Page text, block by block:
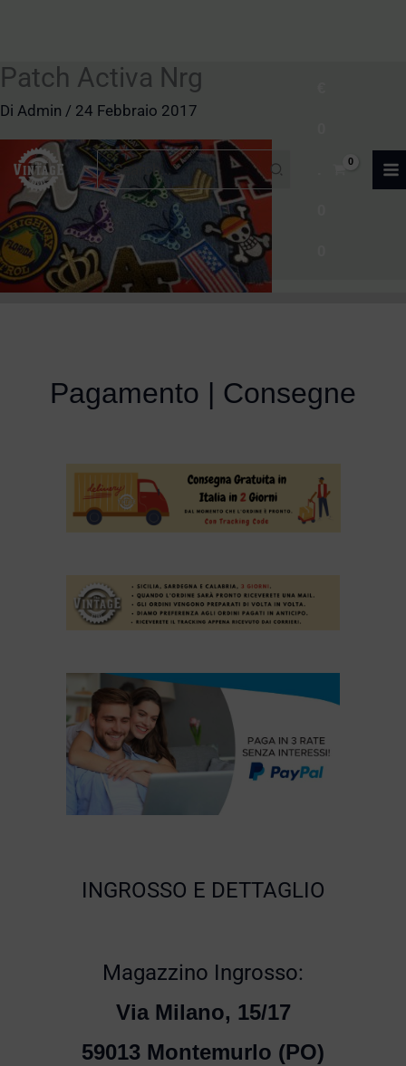
Vai
al
Ricerca
per:
Patch Activa Nrg
Di Admin / 24 Febbraio 2017
Pagamento | Consegne
INGROSSO E DETTAGLIO
Magazzino Ingrosso:
Via Milano, 15/17
59013 Montemurlo (PO)